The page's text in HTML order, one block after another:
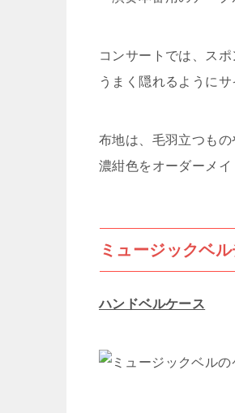
コンサートでは、ス
うまく隠れるように
布地は、毛羽立つも
濃紺色をオーダーメイ
ミュージックベ
ハンドベルケース